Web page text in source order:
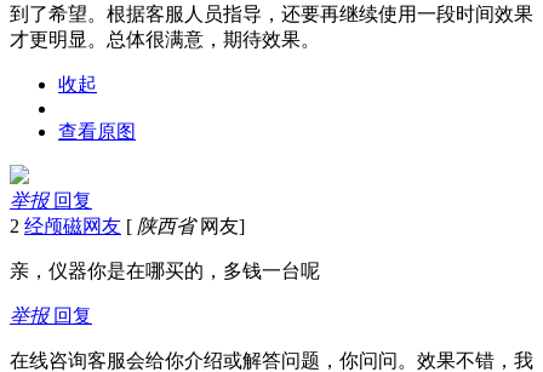
到了希望。根据客服人员指导，还要再继续使用一段时间效果
才更明显。总体很满意，期待效果。
收起
查看原图
举报 回复
2 经颅磁网友 [ 陕西省网友]
亲，仪器你是在哪买的，多钱一台呢
举报 回复
在线咨询客服会给你介绍或解答问题，你问问。效果不错，我